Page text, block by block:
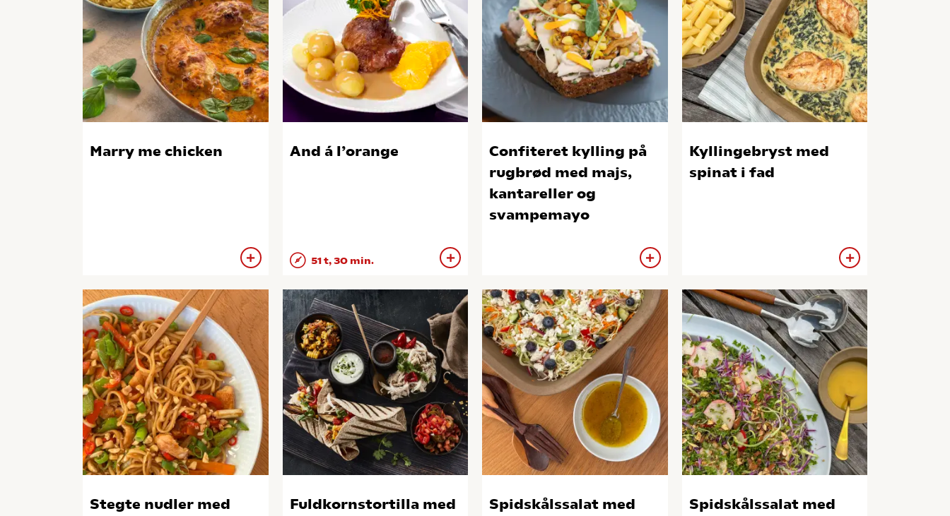
Marry me chicken And á l’orange
51 t, 30 min.
Confiteret kylling på
rugbrød med majs,
kantareller og
svampemayo
Kyllingebryst med
spinat i fad
Stegte nudler med
Fuldkornstortilla med
Spidskålssalat med
Spidskålssalat med